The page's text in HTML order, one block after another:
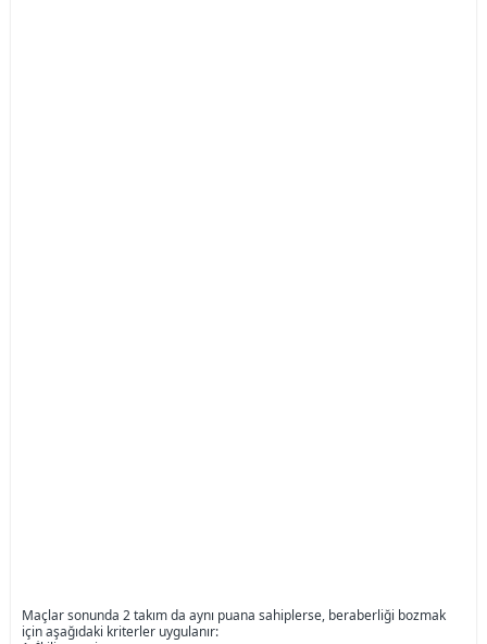
Maçlar sonunda 2 takım da aynı puana sahiplerse, beraberliği bozmak
için aşağıdaki kriterler uygulanır: